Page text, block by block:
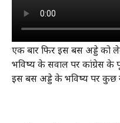
एक बार फिर इस बस अड्डे को
भविष्य के सवाल पर कांग्रेस के
इस बस अड्डे के भविष्य पर कुछ